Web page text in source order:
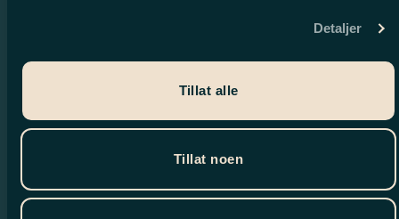
Detaljer
Tillat alle
Tillat noen
Nyhetsbrev
Meld deg på vårt nyhetsbrev og motta